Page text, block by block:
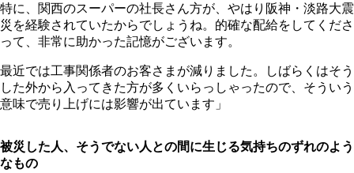
特に、関西のスーパーの社長さん方が、やはり阪神・淡路大震
災を経験されていたからでしょうね。的確な配給をしてくださ
って、非常に助かった記憶がございます。
最近では工事関係者のお客さまが減りました。しばらくはそう
した外から入ってきた方が多くいらっしゃったので、そういう
意味で売り上げには影響が出ています」
被災した人、そうでない人との間に生じる気持ちのずれのよう
なもの